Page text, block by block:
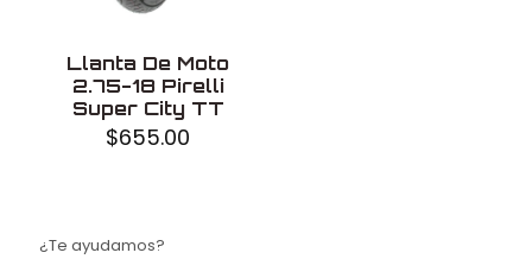
Llanta De Moto
2.75-18 Pirelli
Super City TT
$655.00
¿Te ayudamos?